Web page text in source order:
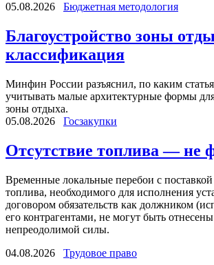
05.08.2026
Бюджетная методология
Благоустройство зоны
классификация
Минфин России разъяснил, по каким
учитывать малые архитектурные формы для
зоны отдыха.
05.08.2026
Госзакупки
Отсутствие топлива — не
Временные локальные перебои с
топлива, необходимого для исполнения
договором обязательств как должником
его контрагентами, не могут быть
непреодолимой силы.
04.08.2026
Трудовое право